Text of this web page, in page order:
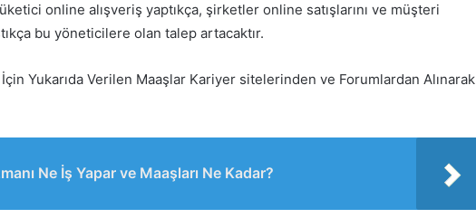
online alışveriş yaptıkça, şirketler online satışlarını ve müşteri
bu yöneticilere olan talep artacaktır.
Yukarıda Verilen Maaşlar Kariyer sitelerinden ve Forumlardan Alınarak
Ne İş Yapar ve Maaşları Ne Kadar?